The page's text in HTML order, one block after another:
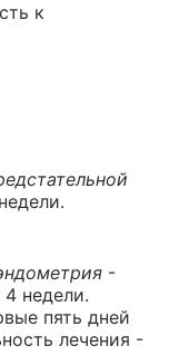
к
-
недели.
пять дней
лечения -